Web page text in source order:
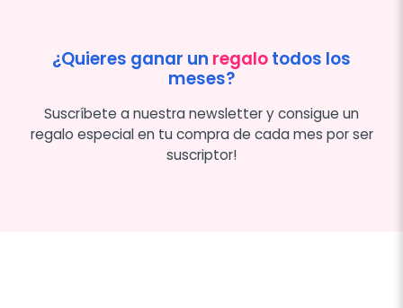
¿Quieres ganar un regalotodos los
meses?
Suscríbete a nuestra newsletter y consigue un
regalo especial en tu compra de cada mes por ser
suscriptor!